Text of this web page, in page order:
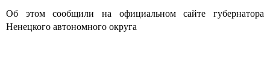
Об этом сообщили на официальном сайте губернатора
Ненецкого автономного округа